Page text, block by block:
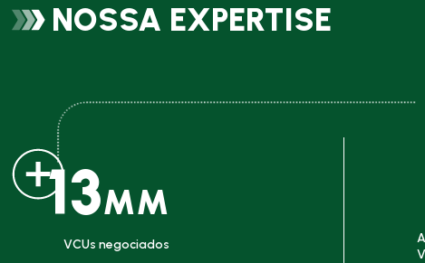
NOSSA EXPERTISE
VCUs negociados
13MM